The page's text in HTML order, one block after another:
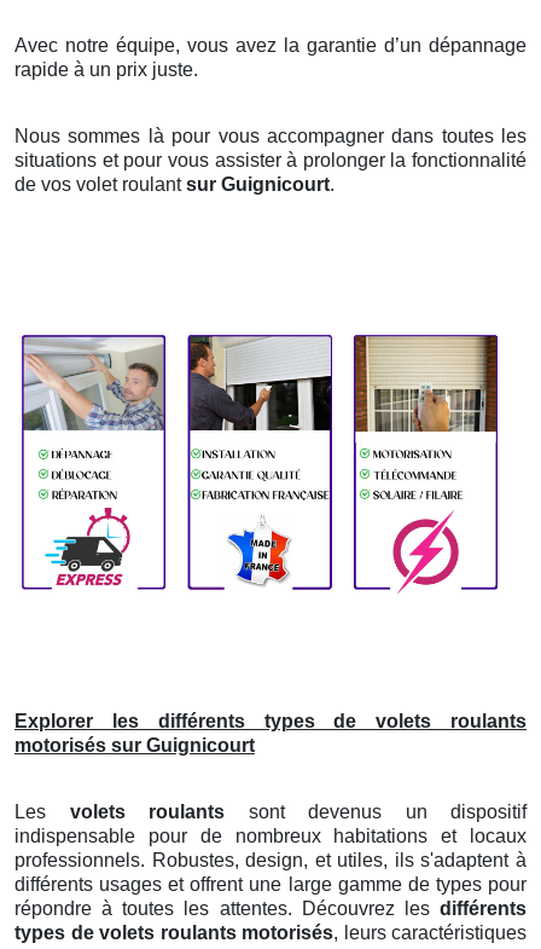
Avec notre équipe, vous avez la garantie d’un dépannage
rapide à un prix juste.
Nous sommes là pour vous accompagner dans toutes les
situations et pour vous assister à prolonger la fonctionnalité
de vos volet roulantsur Guignicourt.
Explorer les différents types de volets roulants
motorisés sur Guignicourt
Les volets roulants sont devenus un dispositif
indispensable pour de nombreux habitations et locaux
professionnels. Robustes, design, et utiles, ils s'adaptent à
différents usages et offrent une large gamme de types pour
répondre à toutes les attentes. Découvrez les différents
types de volets roulants motorisés, leurs caractéristiques